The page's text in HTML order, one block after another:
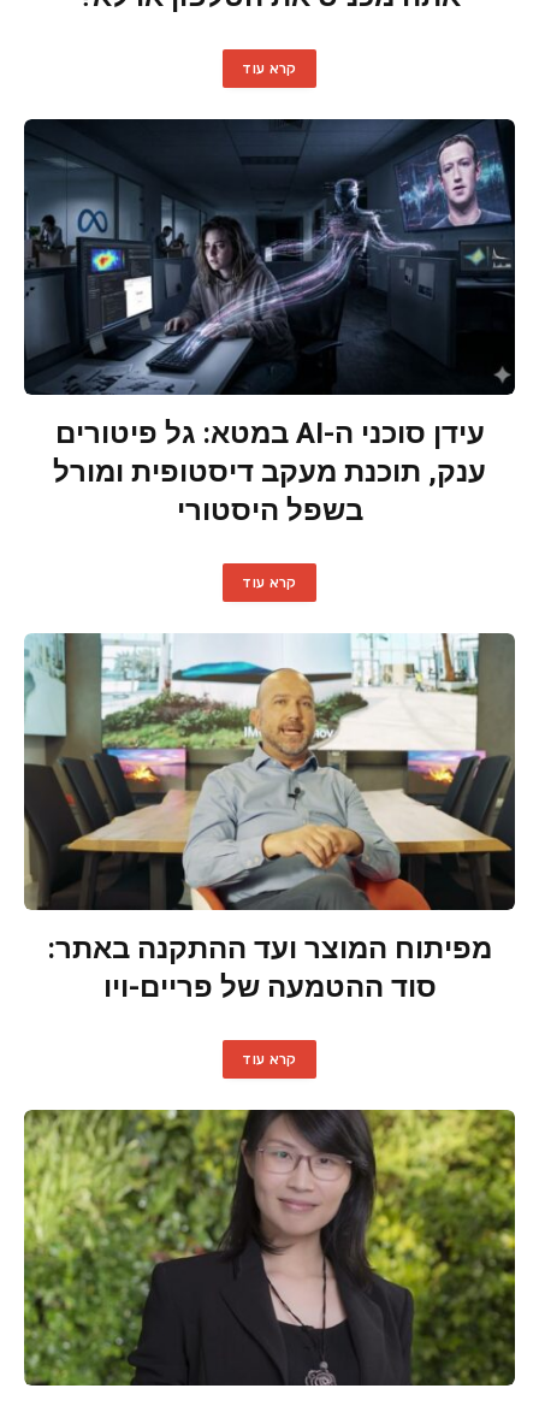
קרא עוד
עידן סוכני ה-AI במטא: גל פיטורים
ענק, תוכנת מעקב דיסטופית ומורל
בשפל היסטורי
קרא עוד
מפיתוח המוצר ועד ההתקנה באתר:
סוד ההטמעה של פריים-ויו
קרא עוד